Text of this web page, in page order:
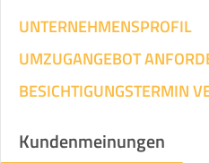
UNTERNEHMENSPROFIL
UMZUGANGEBOT
BESICHTIGUNGSTERMIN
Kundenmeinungen